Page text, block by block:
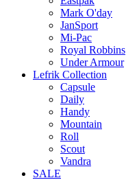
Mark O'day
JanSport
Mi-Pac
Royal Robbins
Under Armour
Lefrik Collection
Capsule
Daily
Handy
Mountain
Roll
Scout
Vandra
SALE